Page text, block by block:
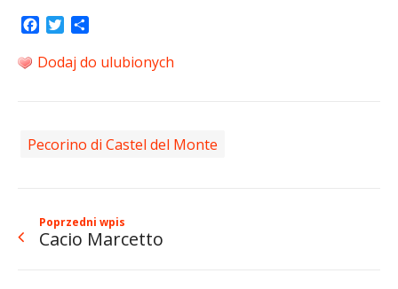
Facebook
Twitter
Dodaj do ulubionych
Pecorino di Castel del Monte
Poprzedni wpis
Cacio Marcetto